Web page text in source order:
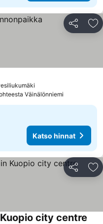
Jaa
Väinälönniemi
Katso hinnat
Jaa
city centre